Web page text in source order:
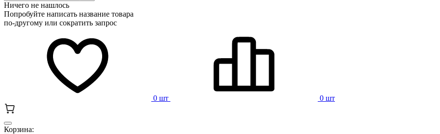
Ничего не нашлось
Попробуйте написать название товара
по-другому или сократить запрос
0 шт 0 шт
Корзина: